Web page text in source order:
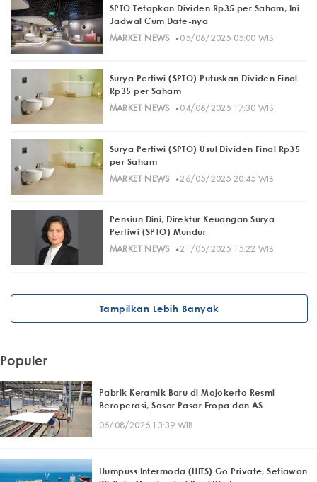
SPTO Tetapkan Dividen Rp35 per Saham, Ini
Jadwal Cum Date-nya
MARKET NEWS· 05/06/2025 05:00 WIB
Surya Pertiwi (SPTO) Putuskan Dividen Final
Rp35 per Saham
MARKET NEWS· 04/06/2025 17:30 WIB
Surya Pertiwi (SPTO) Usul Dividen Final Rp35
per Saham
MARKET NEWS· 26/05/2025 20:45 WIB
Pensiun Dini, Direktur Keuangan Surya
Pertiwi (SPTO) Mundur
MARKET NEWS· 21/05/2025 15:22 WIB
Tampilkan Lebih Banyak
Populer
Pabrik Keramik Baru di Mojokerto Resmi
Beroperasi, Sasar Pasar Eropa dan AS
06/08/2026 13:39 WIB
Humpuss Intermoda (HITS) Go Private, Setiawan